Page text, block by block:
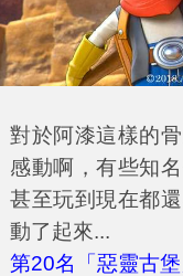
對於阿漆這樣的
感動啊，有些知
甚至玩到現在都
動了起來...
第20名「惡靈古堡